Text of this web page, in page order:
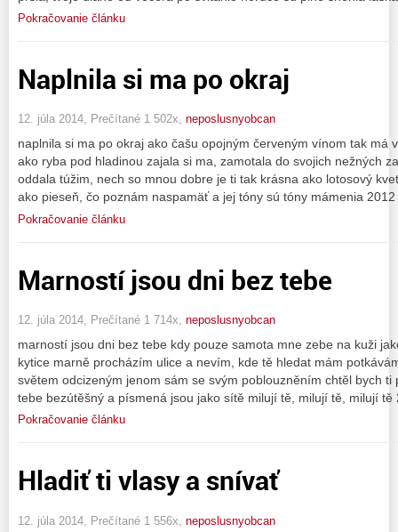
Pokračovanie článku
Naplnila si ma po okraj
12. júla 2014, Prečítané 1 502x, neposlusnyobcan
naplnila si ma po okraj ako čašu opojným červeným vínom tak má
ako ryba pod hladinou zajala si ma, zamotala do svojich nežných
oddala túžim, nech so mnou dobre je ti tak krásna ako lotosový
ako pieseň, čo poznám naspamäť a jej tóny sú tóny mámenia 2012
Pokračovanie článku
Marností jsou dni bez tebe
12. júla 2014, Prečítané 1 714x, neposlusnyobcan
marností jsou dni bez tebe kdy pouze samota mne zebe na kuži
kytice marně procházím ulice a nevím, kde tě hledat mám
světem odcizeným jenom sám se svým poblouzněním chtěl bych ti
tebe bezútěšný a písmená jsou jako sítě milují tě, milují tě, milují tě
Pokračovanie článku
Hladiť ti vlasy a snívať
12. júla 2014, Prečítané 1 556x, neposlusnyobcan